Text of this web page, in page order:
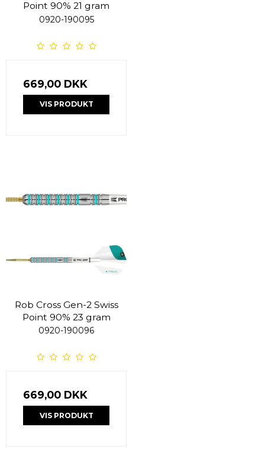
Point 90% 21 gram
0920-190095
669,00 DKK
VIS PRODUKT
Rob Cross Gen-2 Swiss
Point 90% 23 gram
0920-190096
669,00 DKK
VIS PRODUKT